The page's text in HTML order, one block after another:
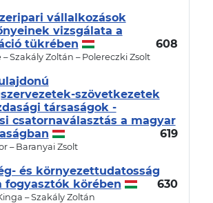
vállalkozások
vizsgálata a
tükrében
608
– Szakály Zoltán – Polereczki Zsolt
szövetkezetek
társaságok -
csatornaválasztás a magyar
619
– Baranyai Zsolt
és környezettudatosság
fogyasztók körében
630
– Szakály Zoltán